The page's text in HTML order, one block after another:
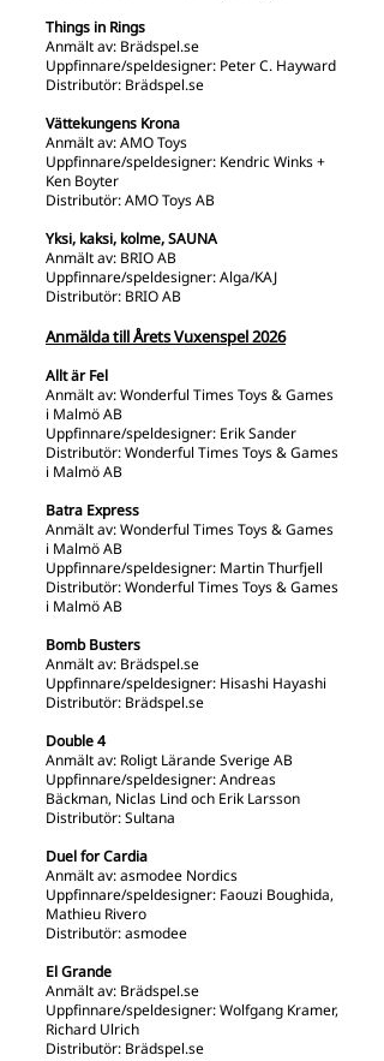
Things in Rings
Anmält av: Brädspel.se
Uppfinnare/speldesigner: Peter C. Hayward
Distributör: Brädspel.se
Vättekungens Krona
Anmält av: AMO Toys
Uppfinnare/speldesigner: Kendric Winks +
Ken Boyter
Distributör: AMO Toys AB
Yksi, kaksi, kolme, SAUNA
Anmält av: BRIO AB
Uppfinnare/speldesigner: Alga/KAJ
Distributör: BRIO AB
Anmälda till Årets Vuxenspel 2026
Allt är Fel
Anmält av: Wonderful Times Toys & Games
i Malmö AB
Uppfinnare/speldesigner: Erik Sander
Distributör: Wonderful Times Toys & Games
i Malmö AB
Batra Express
Anmält av: Wonderful Times Toys & Games
i Malmö AB
Uppfinnare/speldesigner: Martin Thurfjell
Distributör: Wonderful Times Toys & Games
i Malmö AB
Bomb Busters
Anmält av: Brädspel.se
Uppfinnare/speldesigner: Hisashi Hayashi
Distributör: Brädspel.se
Double 4
Anmält av: Roligt Lärande Sverige AB
Uppfinnare/speldesigner: Andreas
Bäckman, Niclas Lind och Erik Larsson
Distributör: Sultana
Duel for Cardia
Anmält av: asmodee Nordics
Uppfinnare/speldesigner: Faouzi Boughida,
Mathieu Rivero
Distributör: asmodee
El Grande
Anmält av: Brädspel.se
Uppfinnare/speldesigner: Wolfgang Kramer,
Richard Ulrich
Distributör: Brädspel.se